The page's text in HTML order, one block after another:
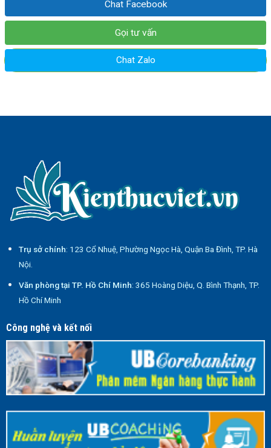
Chat Facebook
Gọi tư vấn
Chat Zalo
Trụ sở chính: 123 Cổ Nhuệ, Phường Ngọc Hà, Quận Ba Đình, TP. Hà
Nội.
Văn phòng tại TP. Hồ Chí Minh: 365 Hoàng Diệu, Q. Bình Thạnh, TP.
Hồ Chí Minh
Công nghệ và kết nối